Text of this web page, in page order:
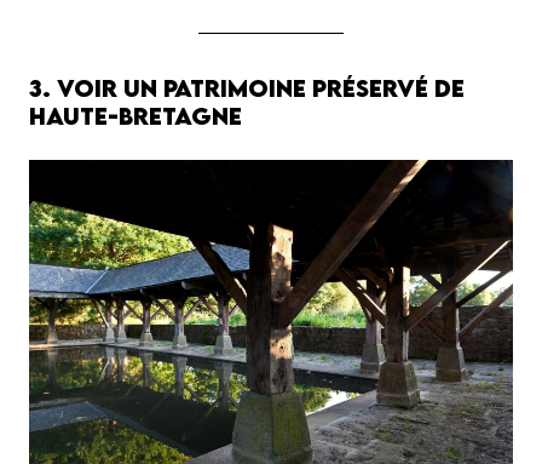
3. Voir un patrimoine préservé de
Haute-Bretagne